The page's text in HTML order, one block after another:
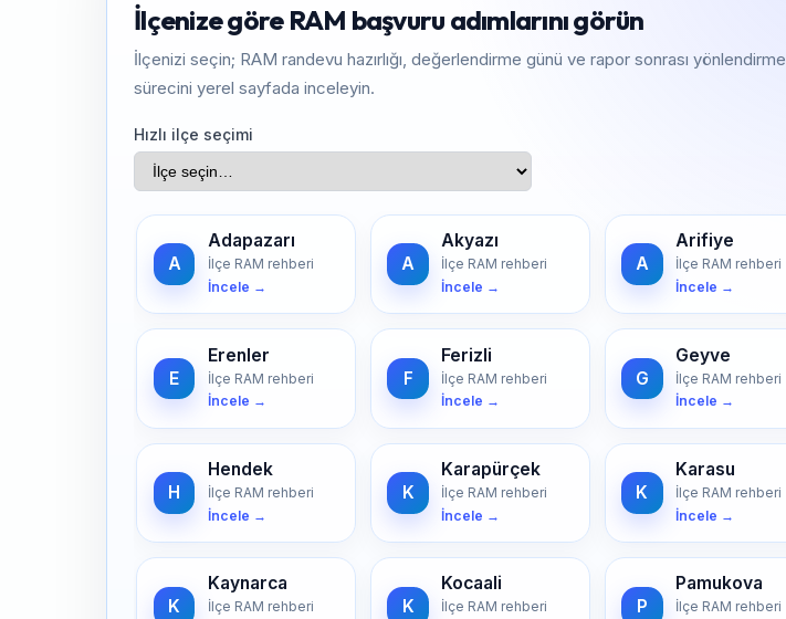
İlçenize göre RAM başvuru adımlarını görün
İlçenizi seçin; RAM randevu hazırlığı, değerlendirme günü ve rapor sonrası yönlendirme
sürecini yerel sayfada inceleyin.
Hızlı ilçe seçimi
A
Adapazarı
İlçe RAM rehberi
İncele →
A
Akyazı
İlçe RAM rehberi
İncele →
A
Arifiye
İlçe RAM rehberi
İncele →
E
Erenler
İlçe RAM rehberi
İncele →
F
Ferizli
İlçe RAM rehberi
İncele →
G
Geyve
İlçe RAM rehberi
İncele →
H
Hendek
İlçe RAM rehberi
İncele →
K
Karapürçek
İlçe RAM rehberi
İncele →
K
Karasu
İlçe RAM rehberi
İncele →
K
Kaynarca
İlçe RAM rehberi
K
Kocaali
İlçe RAM rehberi
P
Pamukova
İlçe RAM rehberi